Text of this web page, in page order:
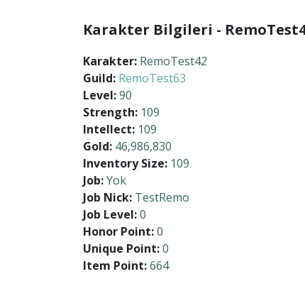
Karakter Bilgileri -
Karakter: RemoTest42
Guild: RemoTest63
Level:90
Strength: 109
Intellect: 109
Gold: 46,986,830
Inventory Size: 109
Job:Yok
Job Nick: TestRemo
Job Level:0
Honor Point:0
Unique Point:0
Item Point:664